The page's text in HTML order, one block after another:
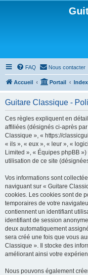
FAQ Nous contacter
Accueil Portail
Guitare Classique -
Ces règles expliquent en
affiliées (désignés ci-après
Classique », « https://
« ils », « eux », « leur », «
Limited », « Équipes phpBB
utilisation de ce site
Vos informations sont
naviguant sur « Guitare
cookies. Les cookies sont de
temporaires de votre
contiennent un identifiant
identifiant de session
deux automatiquement
sera créé une fois que vous
Classique ». Il stocke des
améliorant ainsi votre
Nous pouvons également